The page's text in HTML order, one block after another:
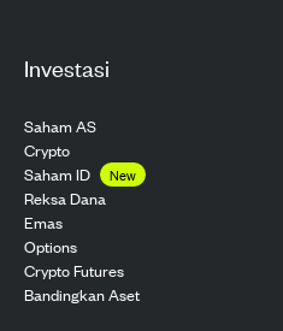
Investasi
Saham AS
Crypto
Saham ID
New
Reksa Dana
Emas
Options
Crypto Futures
Bandingkan Aset